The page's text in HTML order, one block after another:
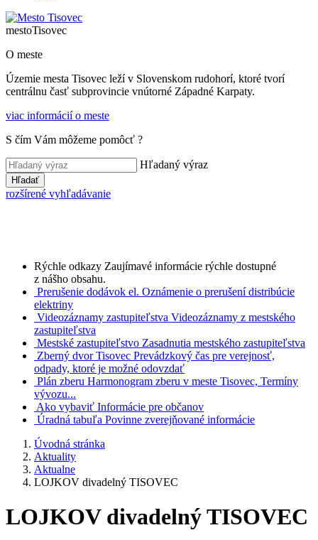
mestoTisovec
O meste
Územie mesta Tisovec leží v Slovenskom rudohorí, ktoré tvorí
centrálnu časť subprovincie vnútorné Západné Karpaty.
viac informácií o meste
S čím Vám môžeme pomôcť ?
Hľadaný výraz
Hľadať
rozšírené vyhľadávanie
Rýchle odkazy Zaujímavé informácie rýchle dostupné
z nášho obsahu.
Prerušenie dodávok el. Oznámenie o prerušení distribúcie
elektriny
Videozáznamy zastupiteľstva Videozáznamy z mestského
zastupiteľstva
Mestské zastupiteľstvo Zasadnutia mestského zastupiteľstva
Zberný dvor Tisovec Prevádzkový čas pre verejnosť,
odpady, ktoré je možné odovzdať
Plán zberu Harmonogram zberu v meste Tisovec, Termíny
vývozu...
Ako vybaviť Informácie pre občanov
Úradná tabuľa Povinne zverejňované informácie
Úvodná stránka
Aktuality
Aktualne
LOJKOV divadelný TISOVEC
LOJKOV divadelný TISOVEC